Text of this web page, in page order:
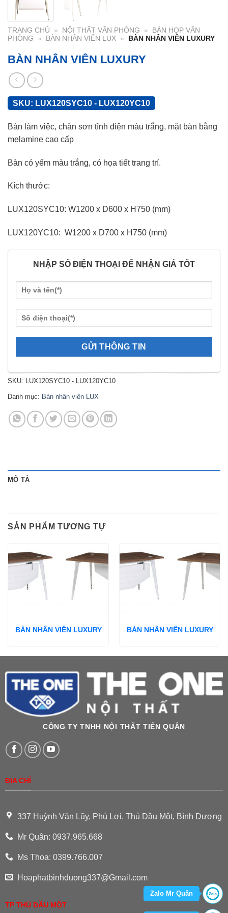
TRANG CHỦ » NỘI THẤT VĂN PHÒNG »
BÀN HỌP VĂN
PHÒNG
» BÀN NHÂN VIÊN LUX » BÀN NHÂN VIÊN LUXURY
BÀN NHÂN VIÊN LUXURY
SKU: LUX120SYC10 - LUX120YC10
Bàn làm việc, chân sơn tĩnh điện màu trắng, mặt bàn bằng
melamine cao cấp
Bàn có yếm màu trắng, có họa tiết trang trí.
Kích thước:
LUX120SYC10: W1200 x D600 x H750 (mm)
LUX120YC10: W1200 x D700 x H750 (mm)
NHẬP SỐ ĐIỆN THOẠI ĐỂ NHẬN GIÁ TỐT
SKU: LUX120SYC10 - LUX120YC10
Danh mục: Bàn nhân viên LUX
MÔ TẢ
SẢN PHẨM TƯƠNG TỰ
BÀN NHÂN VIÊN LUXURY BÀN NHÂN VIÊN LUXURY
CÔNG TY TNHH NỘI THẤT TIẾN QUÂN
ĐỊA CHỈ
337 Huỳnh Văn Lũy, Phú Lợi, Thủ Dầu Một, Bình Dương
Mr Quân: 0937.965.668
Ms Thoa: 0399.766.007
Hoaphatbinhduong337@Gmail.com
TP THỦ DẦU MỘT
Zalo Mr Quân